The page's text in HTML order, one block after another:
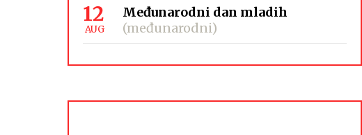
12
AUG
Međunarodni dan mladih
(međunarodni)